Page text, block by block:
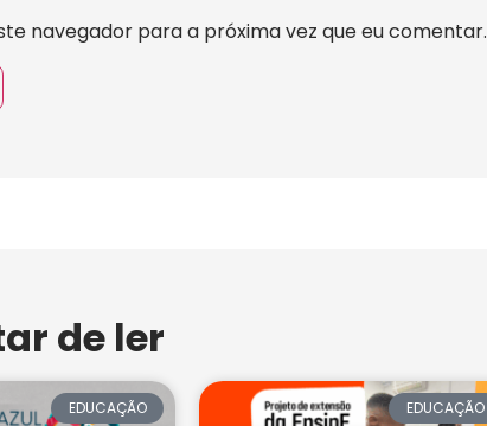
navegador para a próxima vez que eu comentar.
de ler
EDUCAÇÃO EDUCAÇÃO